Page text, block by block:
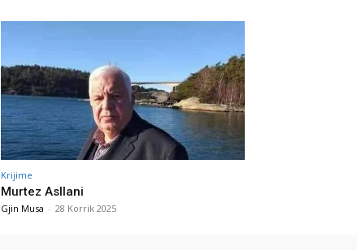
Krijime
Murtez Asllani
Gjin Musa - 28 Korrik 2025